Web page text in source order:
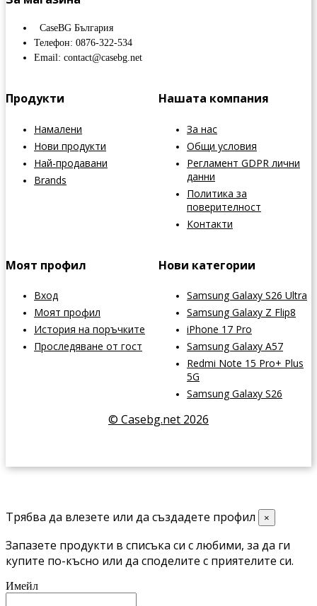
CaseBG България
Телефон: 0876-322-534
Email: contact@casebg.net
Продукти
Намалени
Нови продукти
Най-продавани
Brands
Нашата компания
За нас
Общи условия
Регламент GDPR лични
данни
Политика за
поверителност
Контакти
Моят профил
Вход
Моят профил
История на поръчките
Проследяване от гост
Нови категории
Samsung Galaxy S26 Ultra
Samsung Galaxy Z Flip8
iPhone 17 Pro
Samsung Galaxy A57
Redmi Note 15 Pro+ Plus
5G
Samsung Galaxy S26
© Casebg.net 2026
Трябва да влезете или да създадете профил ×
Запазете продукти в списъка си с любими, за да ги
купите по-късно или да споделите с приятелите си.
Имейл